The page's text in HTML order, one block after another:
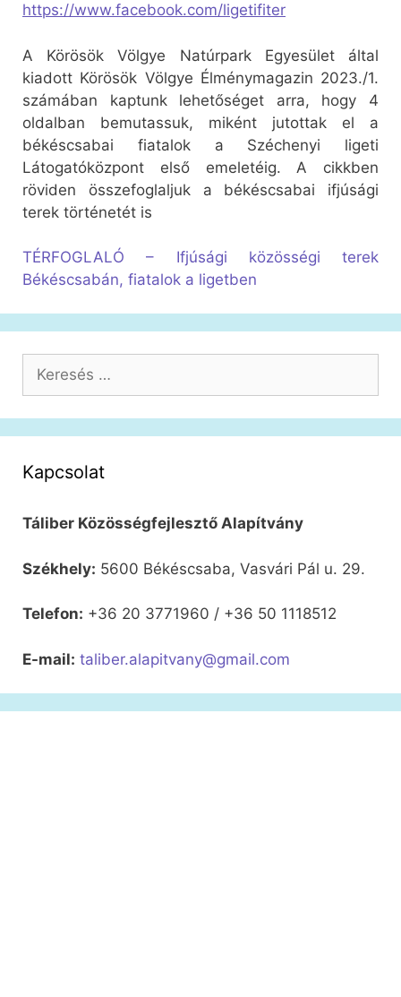
https://www.facebook.com/ligetifiter
A Körösök Völgye Natúrpark Egyesület által
kiadott Körösök Völgye Élménymagazin 2023./1.
számában kaptunk lehetőséget arra, hogy 4
oldalban bemutassuk, miként jutottak el a
békéscsabai fiatalok a Széchenyi ligeti
Látogatóközpont első emeletéig. A cikkben
röviden összefoglaljuk a békéscsabai ifjúsági
terek történetét is
TÉRFOGLALÓ – Ifjúsági közösségi terek
Békéscsabán, fiatalok a ligetben
Keresés:
Kapcsolat
Táliber Közösségfejlesztő Alapítvány
Székhely: 5600 Békéscsaba, Vasvári Pál u. 29.
Telefon: +36 20 3771960 / +36 50 1118512
E-mail: taliber.alapitvany@gmail.com